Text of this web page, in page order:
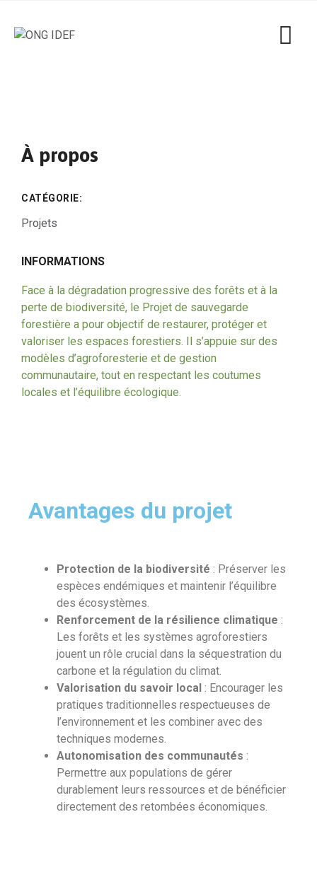
À propos
CATÉGORIE:
Projets
INFORMATIONS
Face à la dégradation progressive des forêts et à la
perte de biodiversité, le Projet de sauvegarde
forestière a pour objectif de restaurer, protéger et
valoriser les espaces forestiers. Il s’appuie sur des
modèles d’agroforesterie et de gestion
communautaire, tout en respectant les coutumes
locales et l’équilibre écologique.
Avantages du projet
Protection de la biodiversité : Préserver les
espèces endémiques et maintenir l’équilibre
des écosystèmes.
Renforcement de la résilience climatique :
Les forêts et les systèmes agroforestiers
jouent un rôle crucial dans la séquestration du
carbone et la régulation du climat.
Valorisation du savoir local : Encourager les
pratiques traditionnelles respectueuses de
l’environnement et les combiner avec des
techniques modernes.
Autonomisation des communautés :
Permettre aux populations de gérer
durablement leurs ressources et de bénéficier
directement des retombées économiques.